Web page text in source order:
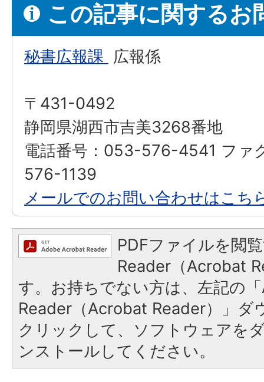
この記事に関するお
秘書広報課 広報係
〒431-0492
静岡県湖西市吉美3268番地
電話番号：053-576-4541 ファ
576-1139
メールでのお問い合わせはこち
PDFファイルを閲
Reader（Acrobat
す。お持ちでない方は、左記の
Reader（Acrobat Reader）」ダ
クリックして、ソフトウェアを
ンストールしてください。